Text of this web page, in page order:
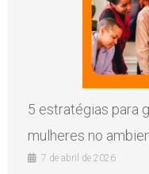
5 estratégias para
mulheres no
7 de abril de 2026